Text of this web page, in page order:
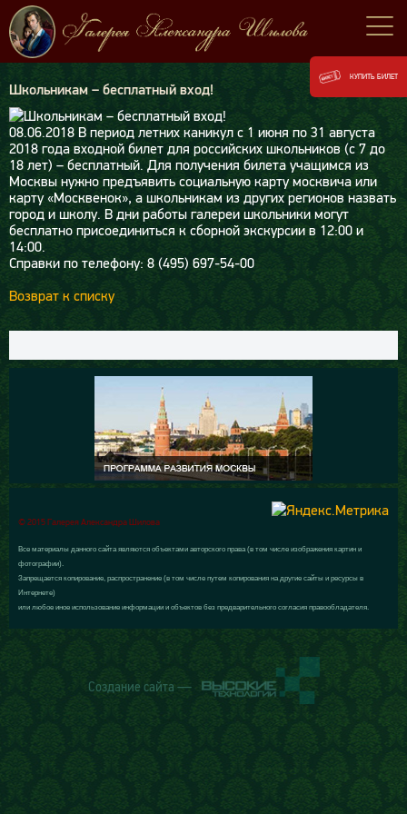
Школьникам – бесплатный вход!
08.06.2018 В период летних каникул с 1 июня по 31 августа
2018 года входной билет для российских школьников (c 7 до
18 лет) – бесплатный. Для получения билета учащимся из
Москвы нужно предъявить социальную карту москвича или
карту «Москвенок», а школьникам из других регионов назвать
город и школу. В дни работы галереи школьники могут
бесплатно присоединиться к сборной экскурсии в 12:00 и
14:00.
Справки по телефону: 8 (495) 697-54-00
Возврат к списку
© 2015 Галерея Александра Шилова
Все материалы данного сайта являются объектами авторского права (в том числе изображения картин и
фотографии).
Запрещается копирование, распространение (в том числе путем копирования на другие сайты и ресурсы в
Интернете)
или любое иное использование информации и объектов без предварительного согласия правообладателя.
Создание сайта —
КУПИТЬ БИЛЕТ